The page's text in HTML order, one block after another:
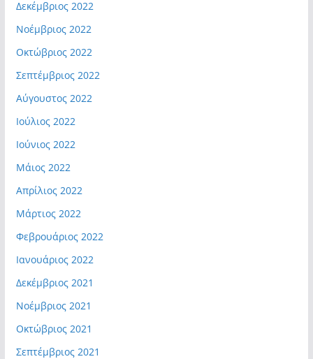
Δεκέμβριος 2022
Νοέμβριος 2022
Οκτώβριος 2022
Σεπτέμβριος 2022
Αύγουστος 2022
Ιούλιος 2022
Ιούνιος 2022
Μάιος 2022
Απρίλιος 2022
Μάρτιος 2022
Φεβρουάριος 2022
Ιανουάριος 2022
Δεκέμβριος 2021
Νοέμβριος 2021
Οκτώβριος 2021
Σεπτέμβριος 2021